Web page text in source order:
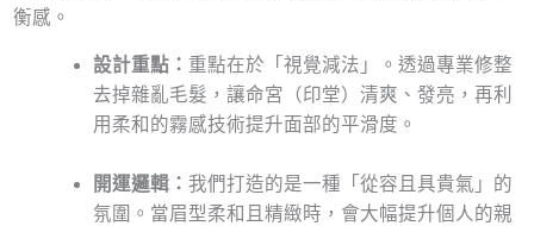
衡感。
設計重點： 重點在於「視覺減法」。透過專業修整
去掉雜亂毛髮，讓命宮（印堂）清爽、發亮，再利
用柔和的霧感技術提升面部的平滑度。
開運邏輯： 我們打造的是一種「從容且具貴氣」的
氛圍。當眉型柔和且精緻時，會大幅提升個人的親